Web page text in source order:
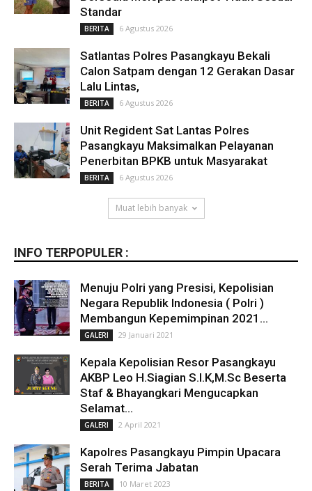
Standar
BERITA 6 Agustus 2026
Satlantas Polres Pasangkayu Bekali
Calon Satpam dengan 12 Gerakan Dasar
Lalu Lintas,
BERITA 6 Agustus 2026
Unit Regident Sat Lantas Polres
Pasangkayu Maksimalkan Pelayanan
Penerbitan BPKB untuk Masyarakat
BERITA 6 Agustus 2026
Muat lebih banyak
INFO TERPOPULER :
Menuju Polri yang Presisi, Kepolisian
Negara Republik Indonesia ( Polri )
Membangun Kepemimpinan 2021...
GALERI 29 Januari 2021
Kepala Kepolisian Resor Pasangkayu
AKBP Leo H.Siagian S.I.K,M.Sc Beserta
Staf & Bhayangkari Mengucapkan
Selamat...
GALERI 2 April 2021
Kapolres Pasangkayu Pimpin Upacara
Serah Terima Jabatan
BERITA 10 Maret 2023